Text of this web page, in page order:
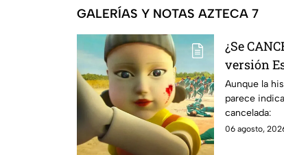
GALERÍAS Y NOTAS AZTECA 7
¿Se
versión
se sabe
Aunque la
parece
cancelada:
06 agosto,